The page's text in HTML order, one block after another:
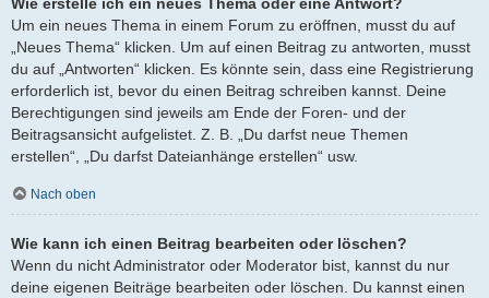
Um ein neues Thema in einem Forum zu eröffnen, musst du auf
„Neues Thema“ klicken. Um auf einen Beitrag zu antworten, musst
du auf „Antworten“ klicken. Es könnte sein, dass eine Registrierung
erforderlich ist, bevor du einen Beitrag schreiben kannst. Deine
Berechtigungen sind jeweils am Ende der Foren- und der
Beitragsansicht aufgelistet. Z. B. „Du darfst neue Themen
erstellen“, „Du darfst Dateianhänge erstellen“ usw.
Nach oben
Wie kann ich einen Beitrag bearbeiten oder löschen?
Wenn du nicht Administrator oder Moderator bist, kannst du nur
deine eigenen Beiträge bearbeiten oder löschen. Du kannst einen